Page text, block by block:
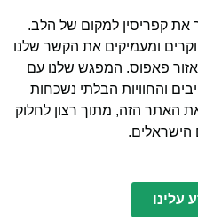
את קפריסין למקום של הלב.
ומעמיקים את הקשר שלנו
פאפוס. המפגש שלנו עם
והחוויות הבלתי נשכחות
האתר הזה, מתוך רצון לחלוק
הישראלים.
עלינו